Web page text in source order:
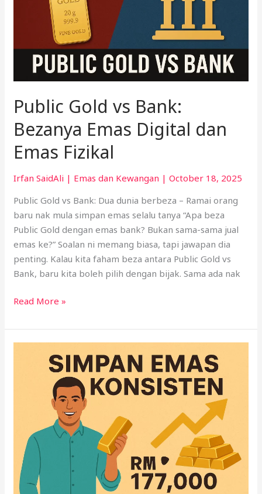
Public Gold vs Bank:
Bezanya Emas Digital dan
Emas Fizikal
Irfan SaidAli | Emas dan Kewangan |October 18, 2025
Public Gold vs Bank: Dua dunia berbeza – Ramai orang
baru nak mula simpan emas selalu tanya “Apa beza
Public Gold dengan emas bank? Bukan sama-sama jual
emas ke?” Soalan ni memang biasa, tapi jawapan dia
penting. Kalau kita faham beza antara Public Gold vs
Bank, baru kita boleh pilih dengan bijak. Sama ada nak
Emas
Fizikal
Read More »
Strategi
Kekayaan